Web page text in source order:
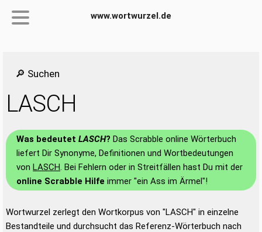
www.wortwurzel.de
🔎 Suchen
LASCH
Was bedeutet LASCH? Das Scrabble online Wörterbuch
liefert Dir Synonyme, Definitionen und Wortbedeutungen
von LASCH. Bei Fehlern oder in Streitfällen hast Du mit der
online Scrabble Hilfe immer "ein Ass im Ärmel"!
Wortwurzel zerlegt den Wortkorpus von "LASCH" in einzelne
Bestandteile und durchsucht das Referenz-Wörterbuch nach